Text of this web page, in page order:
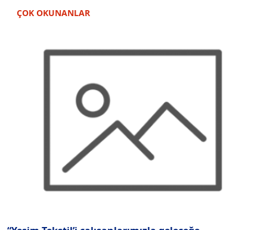
ÇOK OKUNANLAR